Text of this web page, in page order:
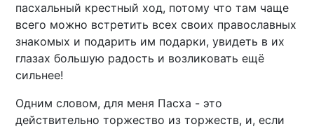
пасхальный крестный ход, потому что там чаще
всего можно встретить всех своих православных
знакомых и подарить им подарки, увидеть в их
глазах большую радость и возликовать ещё
сильнее!
Одним словом, для меня Пасха - это
действительно торжество из торжеств, и, если